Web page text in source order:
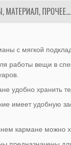
МАТЕРИАЛ, ПРОЧЕЕ...
с мягкой
работы вещи в
удобно хранить
имеет удобную
кармане можно